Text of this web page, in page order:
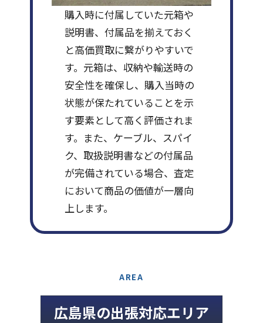
購入時に付属していた元箱や
説明書、付属品を揃えておく
と高価買取に繋がりやすいで
す。元箱は、収納や輸送時の
安全性を確保し、購入当時の
状態が保たれていることを示
す要素として高く評価されま
す。また、ケーブル、スパイ
ク、取扱説明書などの付属品
が完備されている場合、査定
において商品の価値が一層向
上します。
AREA
広島県の出張対応エリア